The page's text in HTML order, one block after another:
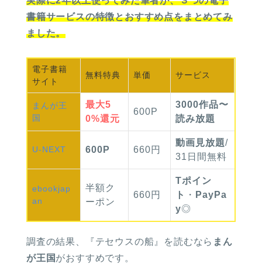
書籍サービスの特徴とおすすめ点をまとめてみ
ました。
電子書籍
サイト
無料特典 単価 サービス
まんが王
国
最大5
0%還元
600P
3000作品〜
読み放題
U-NEXT 600P 660円
動画見放題/
31日間無料
ebookjap
an
半額ク
ーポン
660円
Tポイン
ト
・ PayPa
y◎
調査の結果、 『テセウスの船』を読むなら まん
が王国がおすすめです。